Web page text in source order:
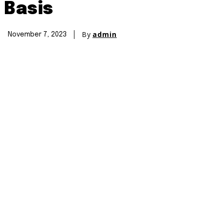
Basis
November 7, 2023 By admin